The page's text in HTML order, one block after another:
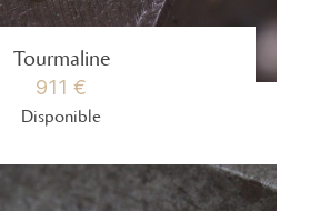
Tourmaline
911 €
Disponible